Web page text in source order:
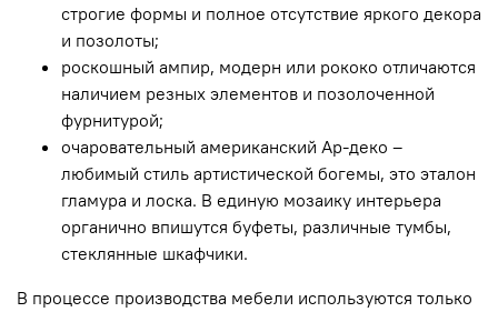
строгие формы и полное отсутствие яркого декора
и позолоты;
роскошный ампир, модерн или рококо отличаются
наличием резных элементов и позолоченной
фурнитурой;
очаровательный американский Ар-деко –
любимый стиль артистической богемы, это эталон
гламура и лоска. В единую мозаику интерьера
органично впишутся буфеты, различные тумбы,
стеклянные шкафчики.
В процессе производства мебели используются только